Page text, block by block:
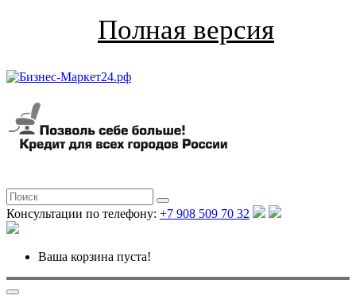
Полная версия
Консультации по телефону: +7 908 509 70 32
Ваша корзина пуста!